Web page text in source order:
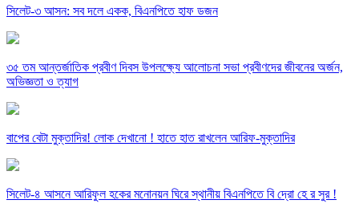
সিলেট-৩ আসন: সব দলে একক, বিএনপিতে হাফ ডজন
৩৫ তম আন্তর্জাতিক প্রবীণ দিবস উপলক্ষ্যে আলোচনা সভা প্রবীণদের জীবনের অর্জন,
অভিজ্ঞতা ও ত্যাগ
বাপের বেটা মুক্তাদির! লোক দেখানো ! হাতে হাত রাখলেন আরিফ-মুক্তাদির
সিলেট-৪ আসনে আরিফুল হকের মনোনয়ন ঘিরে স্থানীয় বিএনপিতে বি দ্রো হে র সুর !